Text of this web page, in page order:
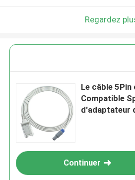
Regardez
Le câble
Compatible
d'adaptateur
Continuer